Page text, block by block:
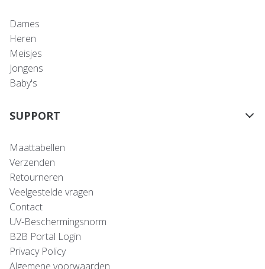
Dames
Heren
Meisjes
Jongens
Baby's
SUPPORT
Maattabellen
Verzenden
Retourneren
Veelgestelde vragen
Contact
UV-Beschermingsnorm
B2B Portal Login
Privacy Policy
Algemene voorwaarden